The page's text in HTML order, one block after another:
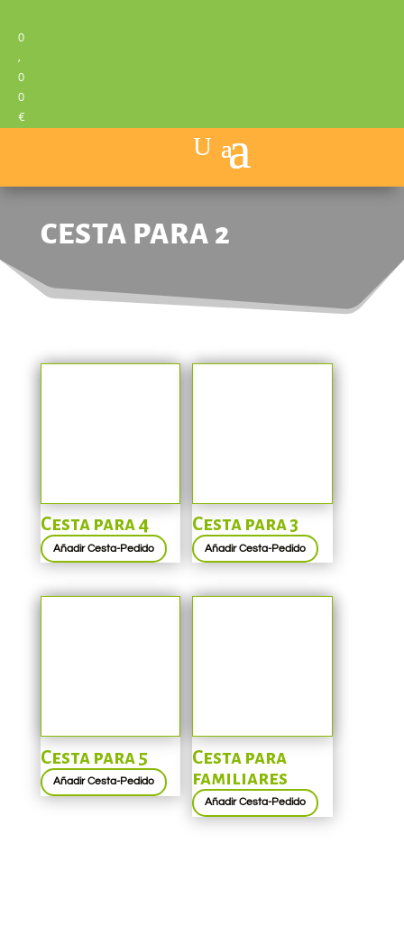
0
,
0
0
€
CESTA PARA 2
Cesta para 4
Añadir Cesta-Pedido
Cesta para 3
Añadir Cesta-Pedido
Cesta para 5
Añadir Cesta-Pedido
Cesta para
familiares
Añadir Cesta-Pedido